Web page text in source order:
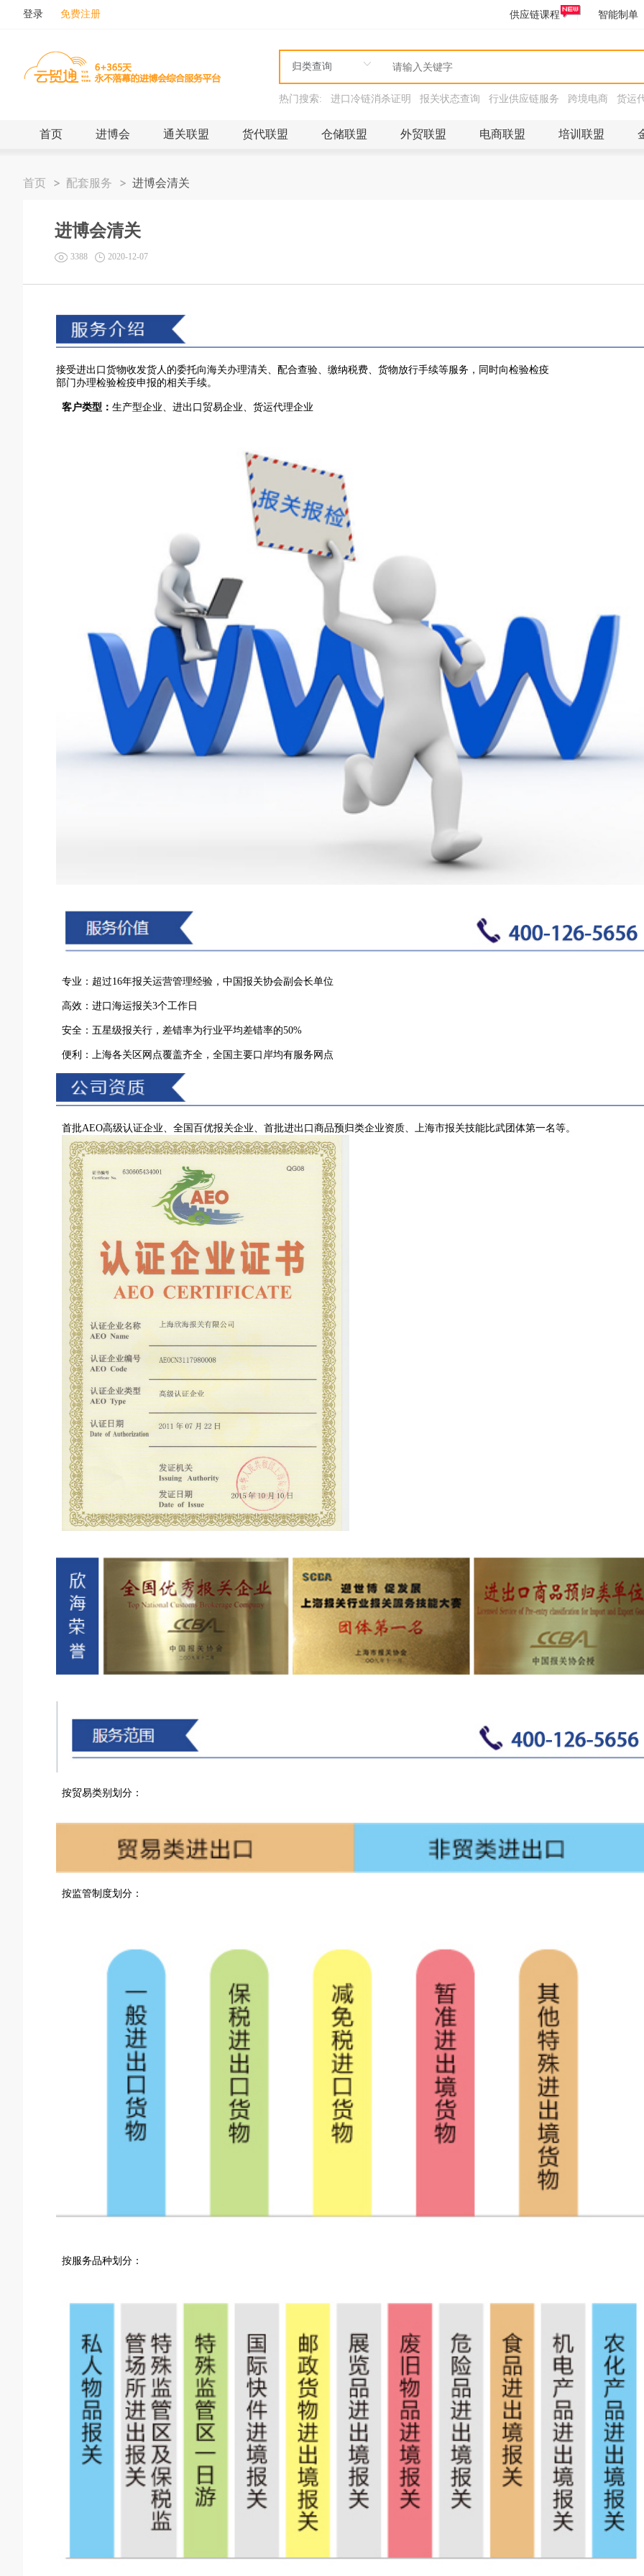
登录 免费注册 供应链课程 智能制单
热门搜索: 进口冷链消杀证明 报关状态查询 行业供应链服务 跨境电商 货运
首页 进博会 通关联盟 货代联盟 仓储联盟 外贸联盟 电商联盟 培训联盟
首页 配套服务 进博会清关
进博会清关
3388 2020-12-07
接受进出口货物收发货人的委托向海关办理清关、配合查验、缴纳税费、货物放行手续等服务，同时向检验检疫
部门办理检验检疫申报的相关手续。
客户类型：生产型企业、进出口贸易企业、货运代理企业
专业：超过16年报关运营管理经验，中国报关协会副会长单位
高效：进口海运报关3个工作日
安全：五星级报关行，差错率为行业平均差错率的50%
便利：上海各关区网点覆盖齐全，全国主要口岸均有服务网点
首批AEO高级认证企业、全国百优报关企业、首批进出口商品预归类企业资质、上海市报关技能比武团体第一名等。
按贸易类别划分：
按监管制度划分：
按服务品种划分：